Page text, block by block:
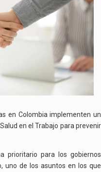
en Colombia implementen un
en el Trabajo para prevenir
prioritario para los gobiernos
uno de los asuntos en los que